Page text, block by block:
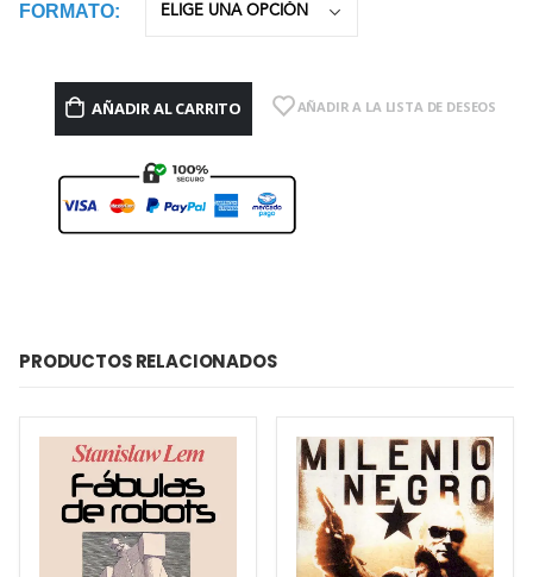
FORMATO
AÑADIR AL CARRITO AÑADIR A LA LISTA DE DESEOS
PRODUCTOS RELACIONADOS